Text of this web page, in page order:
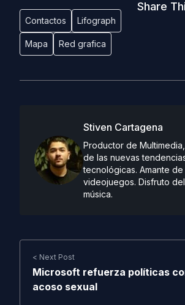
Contactos Lifograph
Mapa Red grafica
Share
Stiven Cartagena
Productor de
de las nuevas
tecnológicas. Amante de
videojuegos. Disfruto
música.
< Next Post
Microsoft refuerza políticas
acoso sexual